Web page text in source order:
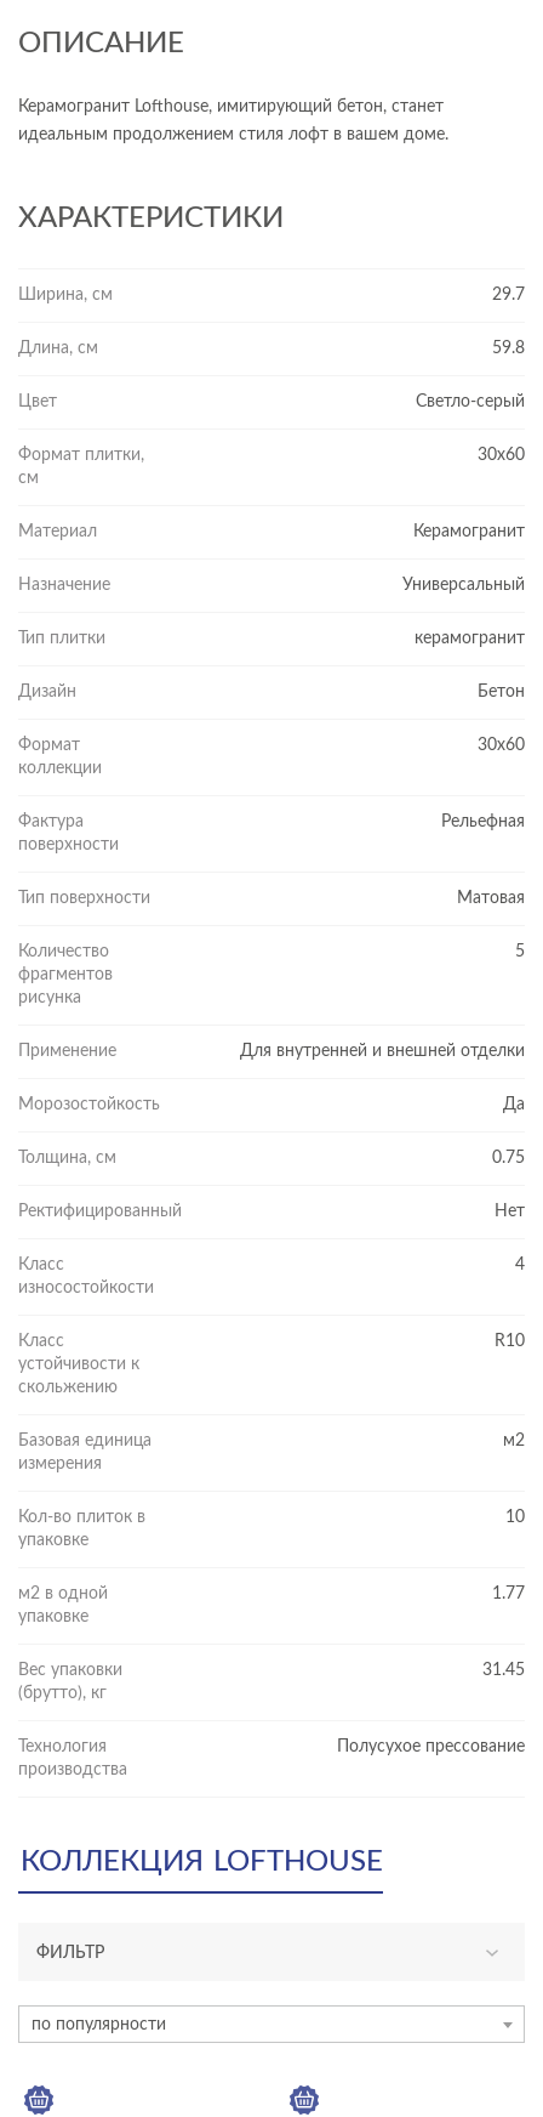
ОПИСАНИЕ
Керамогранит Lofthouse, имитирующий бетон, станет
идеальным продолжением стиля лофт в вашем доме.
ХАРАКТЕРИСТИКИ
Ширина, см 29.7
Длина, см 59.8
Цвет Светло-серый
Формат плитки,
см
30x60
Материал Керамогранит
Назначение Универсальный
Тип плитки керамогранит
Дизайн Бетон
Формат
коллекции
30x60
Фактура
поверхности
Рельефная
Тип поверхности Матовая
Количество
фрагментов
рисунка
5
Применение Для внутренней и внешней отделки
Морозостойкость Да
Толщина, см 0.75
Ректифицированный Нет
Класс
износостойкости
4
Класс
устойчивости к
скольжению
R10
Базовая единица
измерения
м2
Кол-во плиток в
упаковке
10
м2 в одной
упаковке
1.77
Вес упаковки
(брутто), кг
31.45
Технология
производства
Полусухое прессование
КОЛЛЕКЦИЯ LOFTHOUSE
ФИЛЬТР
керамогранит
по популярности